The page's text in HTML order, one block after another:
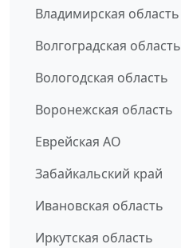
Владимирская область
Волгоградская область
Вологодская область
Воронежская область
Еврейская АО
Забайкальский край
Ивановская область
Иркутская область